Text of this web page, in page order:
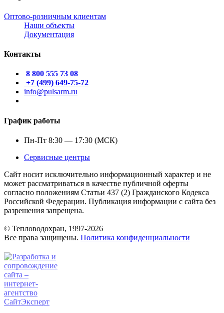
Оптово-розничным клиентам
Наши объекты
Документация
Контакты
8 800 555 73 08
+7 (499) 649-75-72
info@pulsarm.ru
График работы
Пн-Пт 8:30 — 17:30 (МСК)
Сервисные центры
Сайт носит исключительно информационный характер и не
может рассматриваться в качестве публичной оферты
согласно положениям Статьи 437 (2) Гражданского Кодекса
Российской Федерации. Публикация информации с сайта без
разрешения запрещена.
© Тепловодохран, 1997-2026
Все права защищены. Политика конфиденциальности